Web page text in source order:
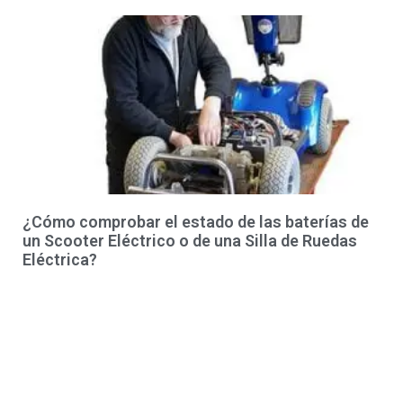
¿Cómo comprobar el estado de las baterías de
un Scooter Eléctrico o de una Silla de Ruedas
Eléctrica?